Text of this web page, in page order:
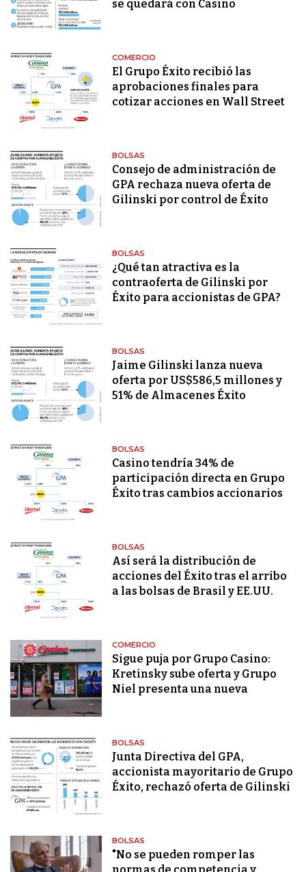
se quedará con Casino
COMERCIO
El Grupo Éxito recibió las
aprobaciones finales para
cotizar acciones en Wall Street
BOLSAS
Consejo de administración de
GPA rechaza nueva oferta de
Gilinski por control de Éxito
BOLSAS
¿Qué tan atractiva es la
contraoferta de Gilinski por
Éxito para accionistas de GPA?
BOLSAS
Jaime Gilinski lanza nueva
oferta por US$586,5 millones y
51% de Almacenes Éxito
BOLSAS
Casino tendría 34% de
participación directa en Grupo
Éxito tras cambios accionarios
BOLSAS
Así será la distribución de
acciones del Éxito tras el arribo
a las bolsas de Brasil y EE.UU.
COMERCIO
Sigue puja por Grupo Casino:
Kretinsky sube oferta y Grupo
Niel presenta una nueva
BOLSAS
Junta Directiva del GPA,
accionista mayoritario de Grupo
Éxito, rechazó oferta de Gilinski
BOLSAS
"No se pueden romper las